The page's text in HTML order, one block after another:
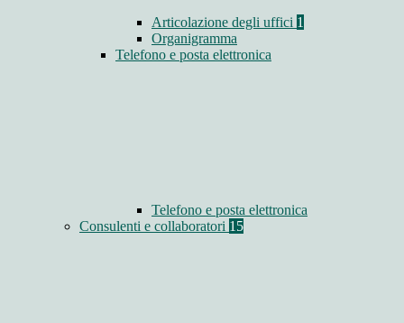
Articolazione degli uffici 1
Organigramma
Telefono e posta elettronica
Telefono e posta elettronica
Consulenti e collaboratori 15